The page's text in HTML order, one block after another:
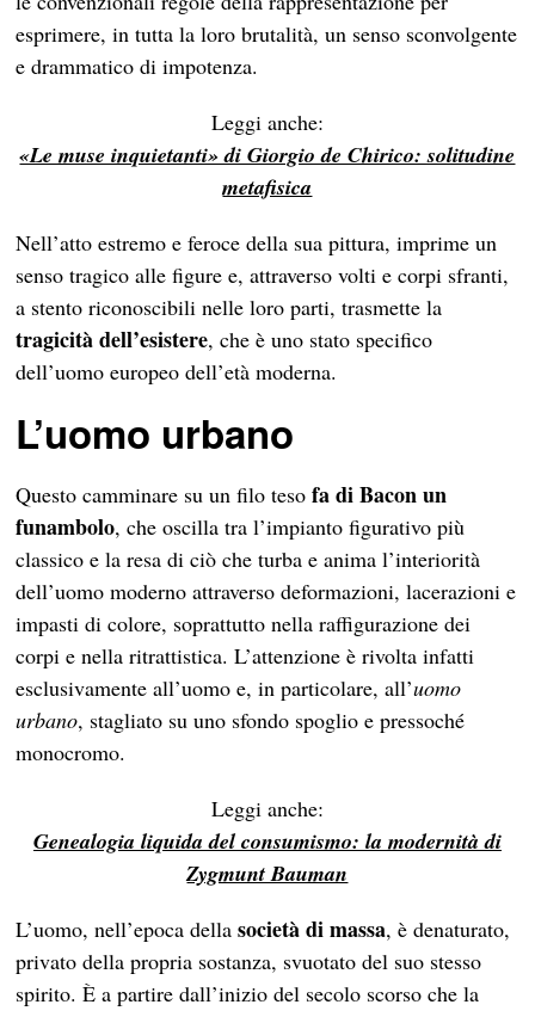
esprimere, in tutta la loro brutalità, un senso sconvolgente
e drammatico di impotenza.
Leggi anche:
«Le muse inquietanti» di Giorgio de Chirico: solitudine
metafisica
Nell’atto estremo e feroce della sua pittura, imprime un
senso tragico alle figure e, attraverso volti e corpi sfranti,
a stento riconoscibili nelle loro parti, trasmette la
tragicità dell’esistere, che è uno stato specifico
dell’uomo europeo dell’età moderna.
L’uomo urbano
Questo camminare su un filo tesofa di Bacon un
funambolo, che oscilla tra l’impianto figurativo più
classico e la resa di ciò che turba e anima l’interiorità
dell’uomo moderno attraverso deformazioni, lacerazioni e
impasti di colore, soprattutto nella raffigurazione dei
corpi e nella ritrattistica. L’attenzione è rivolta infatti
esclusivamente all’uomo e, in particolare, all’uomo
urbano, stagliato su uno sfondo spoglio e pressoché
monocromo.
Leggi anche:
Genealogia liquida del consumismo: la modernità di
Zygmunt Bauman
L’uomo, nell’epoca dellasocietà di massa, è denaturato,
privato della propria sostanza, svuotato del suo stesso
spirito. È a partire dall’inizio del secolo scorso che la